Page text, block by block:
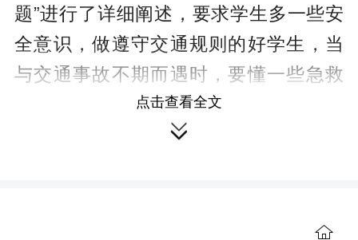
题”进行了详细阐述，要求学生多一些安
全意识，做遵守交通规则的好学生，当
与交通事故不期而遇时，要懂一些急救
知识，避免悲剧的上演，最后告诫学
生，生命只有一次，只有懂得生命的珍
点击查看全文
